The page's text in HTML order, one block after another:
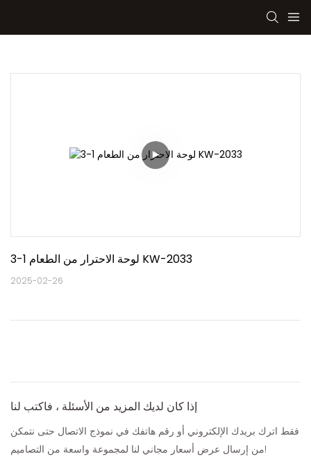
3-1 لوحة الاحترار من الطعام KW-2033
2025-02-26
إذا كان لديك المزيد من الأسئلة ، فاكتب لنا
فقط اترك بريدك الإلكتروني أو رقم هاتفك في نموذج الاتصال حتى نتمكن
من إرسال عرض أسعار مجاني لنا لمجموعة واسعة من التصاميم!